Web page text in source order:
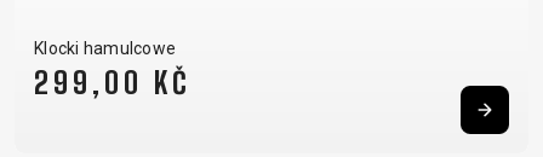
Klocki hamulcowe
299,00 KČ